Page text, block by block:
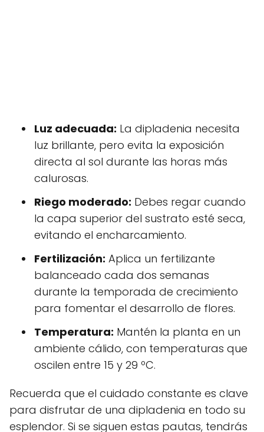
Luz adecuada: La dipladenia necesita
luz brillante, pero evita la exposición
directa al sol durante las horas más
calurosas.
Riego moderado: Debes regar cuando
la capa superior del sustrato esté seca,
evitando el encharcamiento.
Fertilización: Aplica un fertilizante
balanceado cada dos semanas
durante la temporada de crecimiento
para fomentar el desarrollo de flores.
Temperatura: Mantén la planta en un
ambiente cálido, con temperaturas que
oscilen entre 15 y 29 ºC.
Recuerda que el cuidado constante es clave
para disfrutar de una dipladenia en todo su
esplendor. Si se siguen estas pautas, tendrás